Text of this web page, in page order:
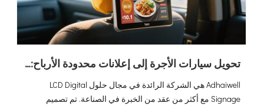
تحويل سيارات الأجرة إلى إعلانات محدودة الأرباح: استكشاف قوة اللافتات الرقمية LCD
Adhaiwell هي الشركة الرائدة في مجال حلول LCD Digital
Signage مع أكثر من عقد من الخبرة في الصناعة. تم تصميم